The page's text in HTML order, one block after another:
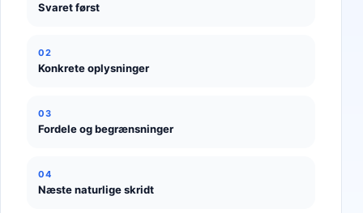
Svaret først
02
Konkrete oplysninger
03
Fordele og begrænsninger
04
Næste naturlige skridt